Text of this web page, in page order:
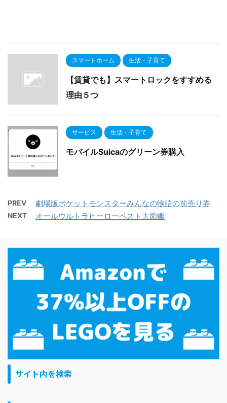
スマートホーム 生活・子育て
【賃貸でも】スマートロックをすすめる
理由５つ
サービス 生活・子育て
モバイルSuicaのグリーン券購入
PREV 劇場版ポケットモンスターみんなの物語の前売り券
NEXT オールウルトラヒーローベスト大図鑑
サイト内を検索